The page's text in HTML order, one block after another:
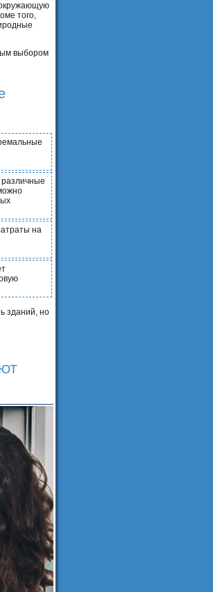
того,
выбором
на
зданий, но